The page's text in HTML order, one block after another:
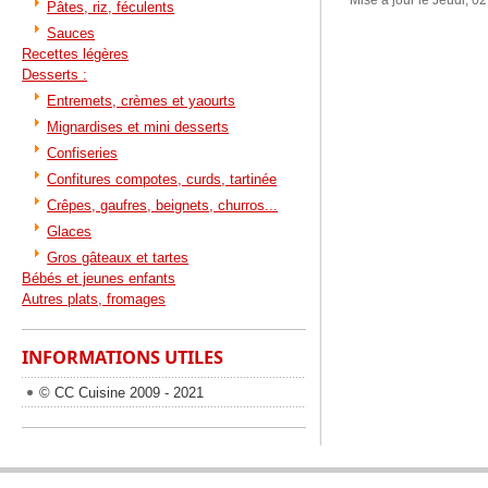
Pâtes, riz, féculents
Sauces
Recettes légères
Desserts :
Entremets, crèmes et yaourts
Mignardises et mini desserts
Confiseries
Confitures compotes, curds, tartinée
Crêpes, gaufres, beignets, churros...
Glaces
Gros gâteaux et tartes
Bébés et jeunes enfants
Autres plats, fromages
INFORMATIONS UTILES
© CC Cuisine 2009 - 2021